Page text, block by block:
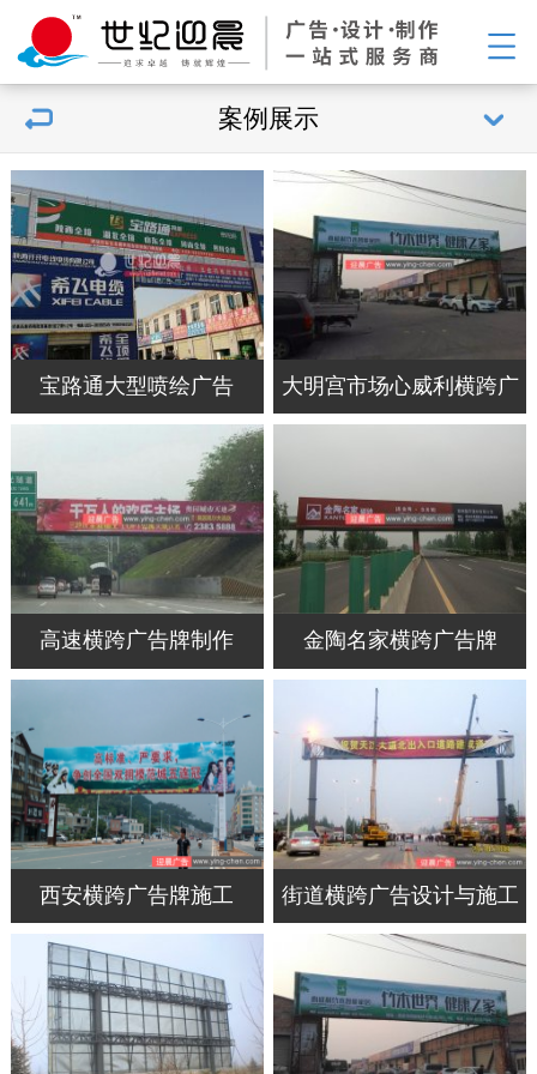
案例展示
宝路通大型喷绘广告 大明宫市场心威利横跨广
高速横跨广告牌制作 金陶名家横跨广告牌
西安横跨广告牌施工 街道横跨广告设计与施工